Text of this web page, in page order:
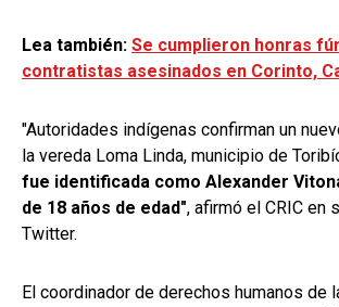
Lea también: Se cumplieron honras
contratistas asesinados en Corinto,
"Autoridades indígenas confirman un
la vereda Loma Linda, municipio de
fue identificada como Alexander
de 18 años de edad", afirmó el CRIC en
Twitter.
El coordinador de derechos humanos de